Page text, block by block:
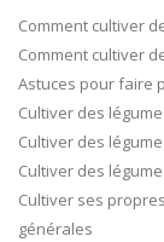
Comment cultiver
Comment cultiver
Astuces pour faire
Cultiver des
Cultiver des
Cultiver des
Cultiver ses
générales